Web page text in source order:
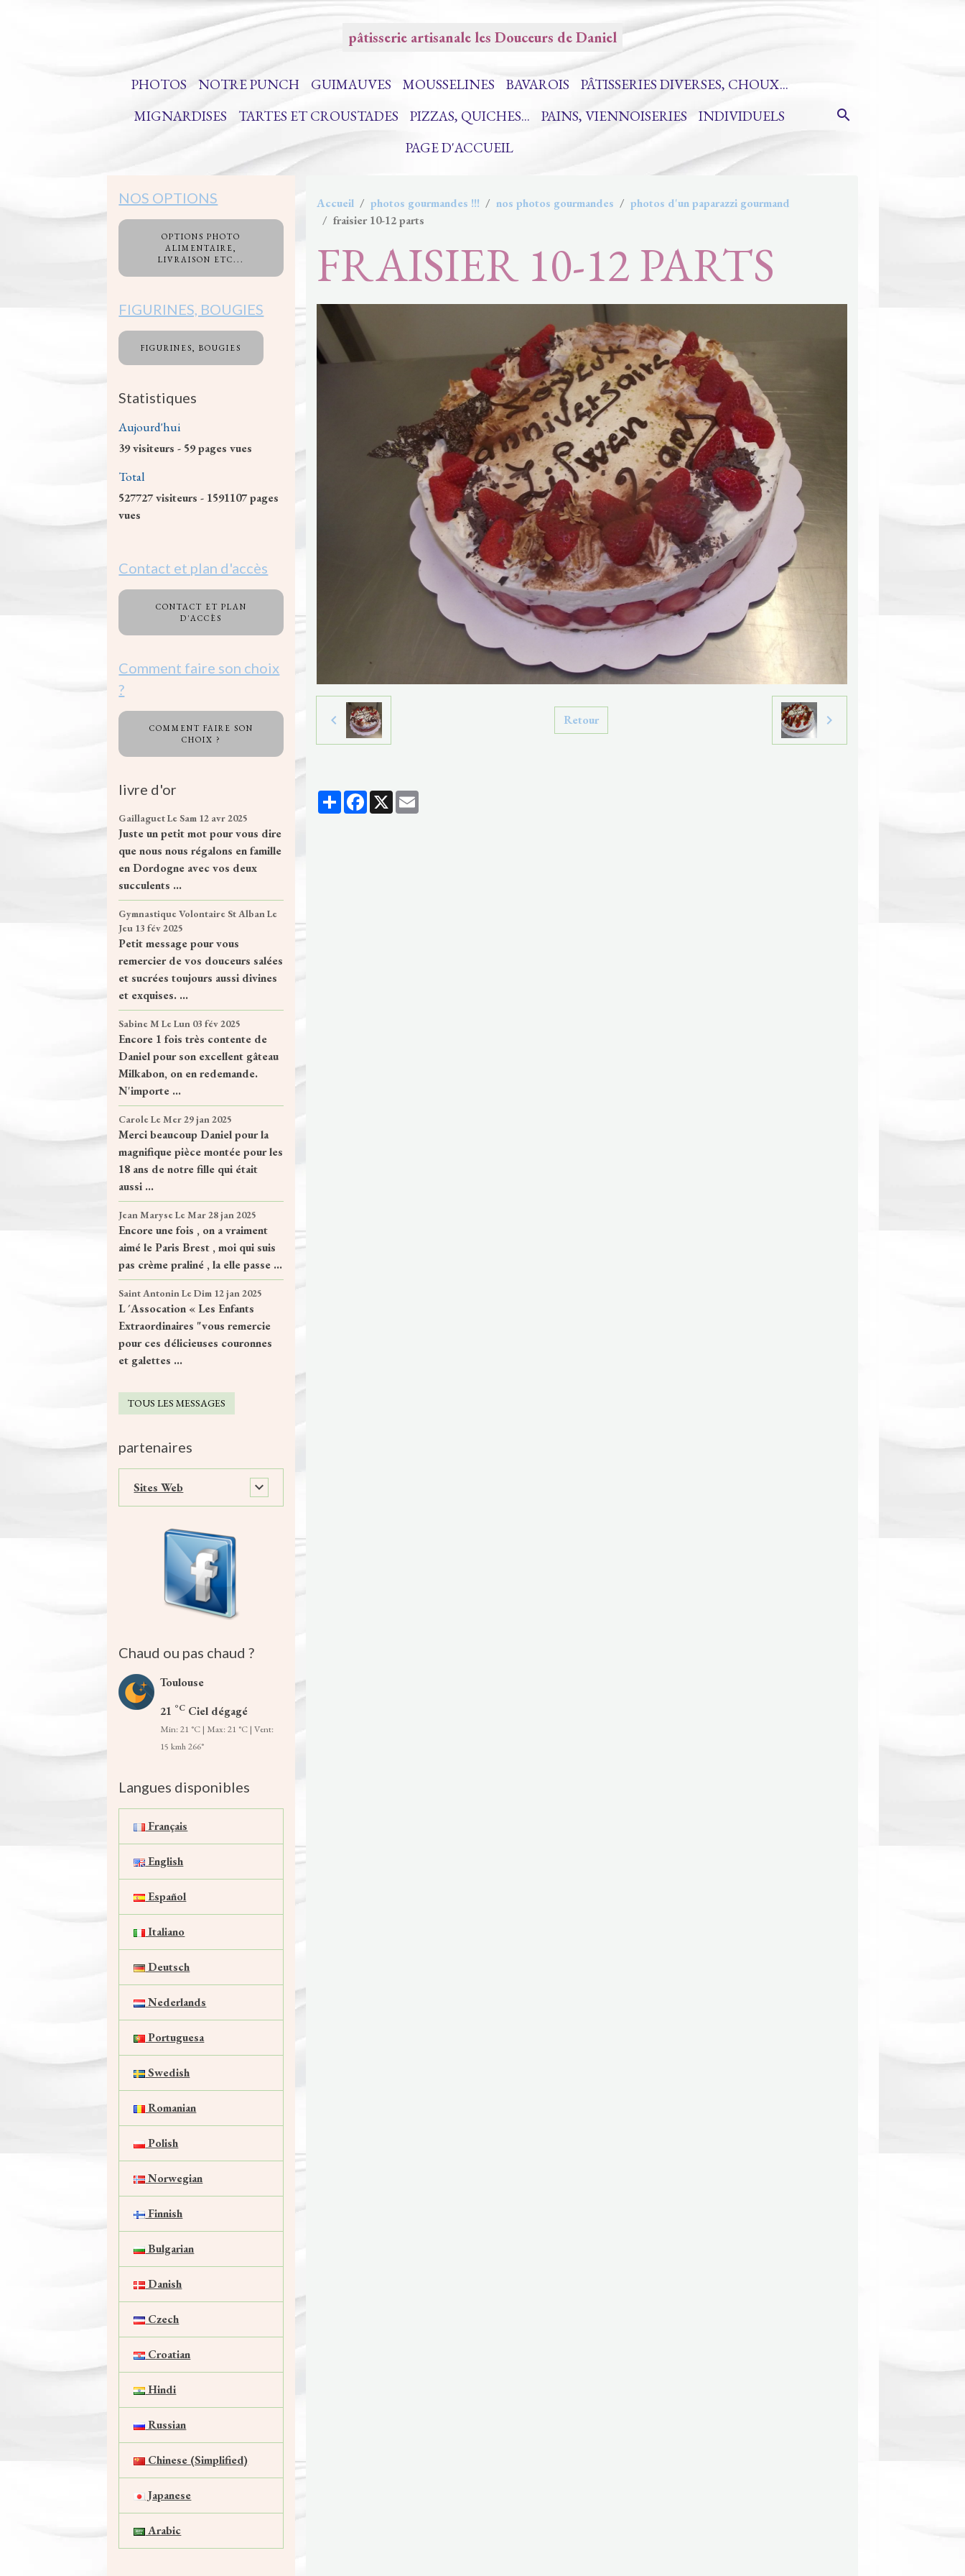
pâtisserie artisanale les Douceurs de Daniel
PHOTOS NOTRE PUNCH GUIMAUVES MOUSSELINES BAVAROIS
PÂTISSERIES DIVERSES, CHOUX...
MIGNARDISES
TARTES ET CROUSTADES PIZZAS, QUICHES... PAINS, VIENNOISERIES
INDIVIDUELS
PAGE D'ACCUEIL
Accueil photos gourmandes !!! nos photos gourmandes
photos d'un paparazzi gourmand
fraisier 10-12 parts
FRAISIER 10-12 PARTS
Retour
PartagerFacebook
X Email
NOS OPTIONS
OPTIONS PHOTO
ALIMENTAIRE,
LIVRAISON ETC...
FIGURINES, BOUGIES
FIGURINES, BOUGIES
Statistiques
Aujourd'hui
39visiteurs - 59pages vues
Total
527727visiteurs - 1591107pages
vues
Contact et plan d'accès
CONTACT ET PLAN
D'ACCÈS
Comment faire son choix
?
COMMENT FAIRE SON
CHOIX ?
livre d'or
GaillaguetLe Sam 12 avr 2025
Juste un petit mot pour vous dire
que nous nous régalons en famille
en Dordogne avec vos deux
succulents ...
Gymnastique Volontaire St AlbanLe
Jeu 13 fév 2025
Petit message pour vous
remercier de vos douceurs salées
et sucrées toujours aussi divines
et exquises. ...
Sabine M Le Lun 03 fév 2025
Encore 1 fois très contente de
Daniel pour son excellent gâteau
Milkabon, on en redemande.
N'importe ...
CaroleLe Mer 29 jan 2025
Merci beaucoup Daniel pour la
magnifique pièce montée pour les
18 ans de notre fille qui était
aussi ...
Jean MaryseLe Mar 28 jan 2025
Encore une fois , on a vraiment
aimé le Paris Brest , moi qui suis
pas crème praliné , la elle passe ...
Saint AntoninLe Dim 12 jan 2025
L ´Assocation « Les Enfants
Extraordinaires "vous remercie
pour ces délicieuses couronnes
et galettes ...
TOUS LES MESSAGES
partenaires
Sites Web
Chaud ou pas chaud ?
Toulouse
21 °C Ciel dégagé
Min: 21 °C | Max: 21 °C | Vent:
15 kmh 266°
Langues disponibles
Français
English
Español
Italiano
Deutsch
Nederlands
Portuguesa
Swedish
Romanian
Polish
Norwegian
Finnish
Bulgarian
Danish
Czech
Croatian
Hindi
Russian
Chinese (Simplified)
Japanese
Arabic